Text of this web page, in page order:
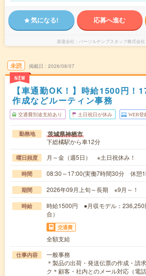
気になる! 応募へ進む
派遣会社 パーソルテンプスタッフ株式会
未読
NEW
掲載日 2026/08/07
【車通勤OK！】時給1500円！
作成などルーティン事務
交通費別途支給あり 土日祝日が休み WEB登
勤務地 茨城県神栖市
下総橘駅から車12分
曜日頻度 月～金（週5日） ※土日祝休み！
時間 08:30～17:00(実働7時間30分 休憩1
期間 2026年09月上旬～長期 ※9月～！
時給
時給1500円 ●月収モデル：236,250
合）
交通費
全額支給
仕事内容
一般事務
＊製品の出荷・発送伝票の作成・請
ク＊顧客・社内とのメール対応（電